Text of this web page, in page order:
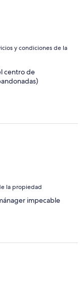
y condiciones de la
centro de
la propiedad
impecable